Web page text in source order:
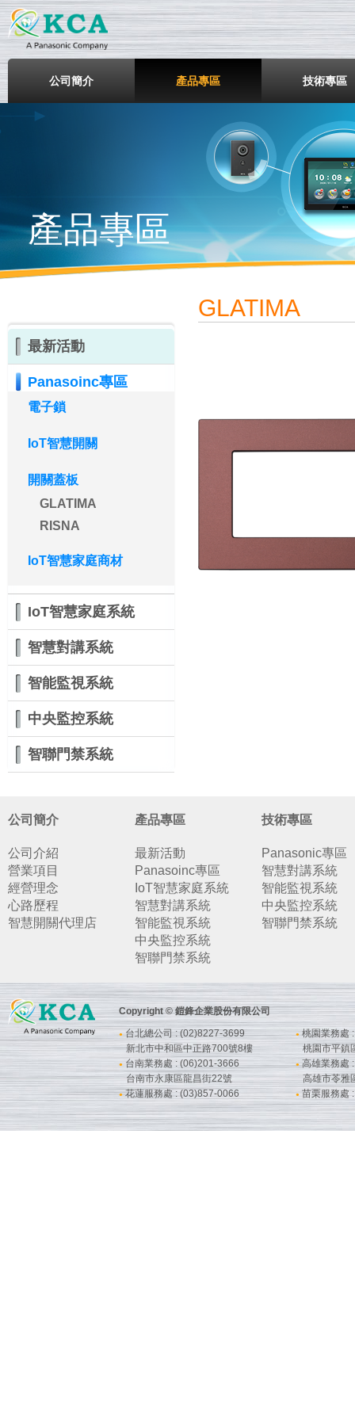
鎧鋒企業股份有限公司
公司簡介 產品專區 技術專區
產品專區
最新活動
Panasoinc專區
電子鎖
IoT智慧開關
開關蓋板
GLATIMA
RISNA
IoT智慧家庭商材
IoT智慧家庭系統
智慧對講系統
智能監視系統
中央監控系統
智聯門禁系統
GLATIMA
公司簡介
公司介紹
營業項目
經營理念
心路歷程
智慧開關代理店
產品專區
最新活動
Panasoinc專區
IoT智慧家庭系統
智慧對講系統
智能監視系統
中央監控系統
智聯門禁系統
技術專區
Panasonic專區
智慧對講系統
智能監視系統
中央監控系統
智聯門禁系統
Copyright © 鎧鋒企業股份有限公司
●台北總公司 : (02)8227-3699
新北市中和區中正路700號8樓
● 桃園業務處
桃園市平鎮
● 台南業務處 : (06)201-3666
台南市永康區龍昌街22號
●高雄業務處
高雄市苓雅
●花蓮服務處 : (03)857-0066 ● 苗栗服務處